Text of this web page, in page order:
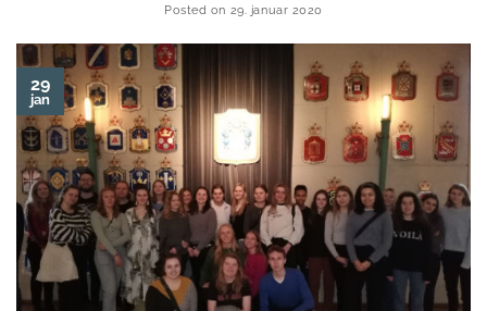
Posted on 29. januar 2020
29
jan